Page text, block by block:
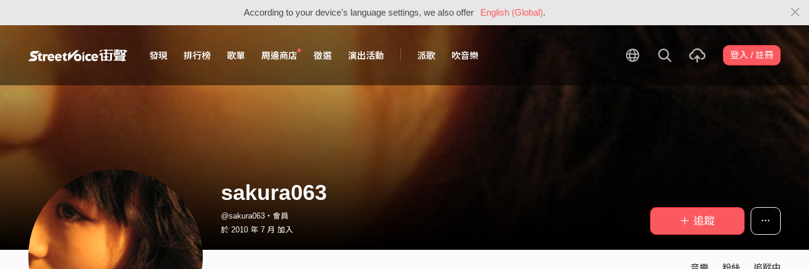
According to your device's language settings, we also offer English (Global).
發現 排行榜 歌單 周邊商店 徵選 演出活動 派歌 吹音樂 登入 / 註冊
sakura063
@sakura063・會員
於 2010 年 7 月 加入
＋ 追蹤